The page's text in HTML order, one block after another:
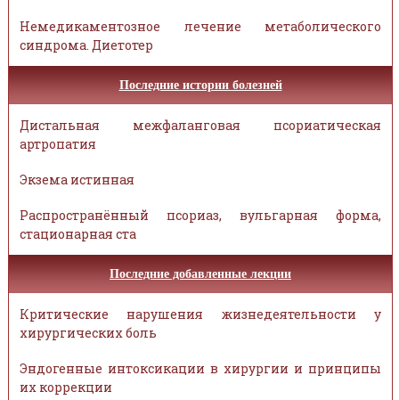
Немедикаментозное лечение метаболического
синдрома. Диетотер
Последние истории болезней
Дистальная межфаланговая псориатическая
артропатия
Экзема истинная
Распространённый псориаз, вульгарная форма,
стационарная ста
Последние добавленные лекции
Критические нарушения жизнедеятельности у
хирургических боль
Эндогенные интоксикации в хирургии и принципы
их коррекции